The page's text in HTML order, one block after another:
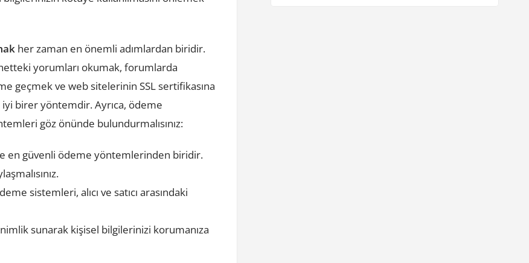
her zaman en önemli adımlardan biridir.
yorumları okumak, forumlarda
geçmek ve web sitelerinin SSL sertifikasına
iyi birer yöntemdir. Ayrıca, ödeme
göz önünde bulundurmalısınız:
en güvenli ödeme yöntemlerinden biridir.
sistemleri, alıcı ve satıcı arasındaki
sunarak kişisel bilgilerinizi korumanıza